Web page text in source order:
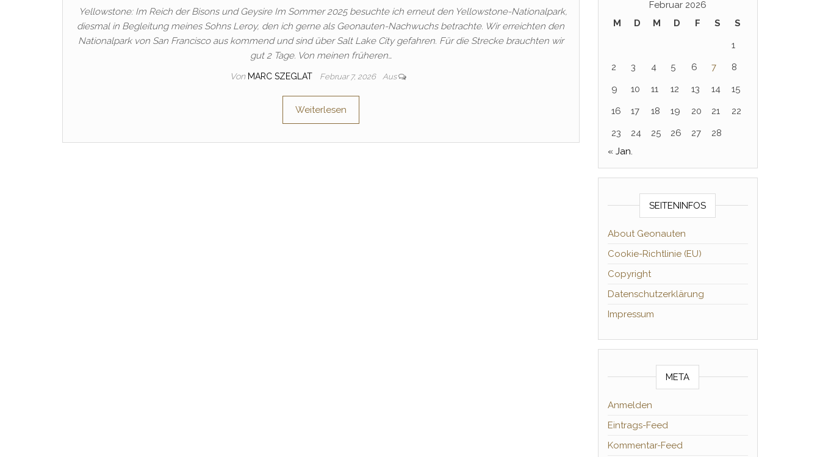
Yellowstone: Im Reich der Bisons und Geysire Im Sommer 2025 besuchte ich erneut den Yellowstone-Nationalpark,
diesmal in Begleitung meines Sohns Leroy, den ich gerne als Geonauten-Nachwuchs betrachte. Wir erreichten den
Nationalpark von San Francisco aus kommend und sind über Salt Lake City gefahren. Für die Strecke brauchten wir
gut 2 Tage. Von meinen früheren…
Von MARC SZEGLAT Februar 7, 2026 Aus
Weiterlesen
Februar 2026
M
D M D F S
S
1
2
3 4 5 6 7
8
9
10 11 12 13 14
15
16
17 18 19 20 21
22
23
24 25 26 27
28
« Jan.
SEITENINFOS
About Geonauten
Cookie-Richtlinie (EU)
Copyright
Datenschutzerklärung
Impressum
META
Anmelden
Eintrags-Feed
Kommentar-Feed